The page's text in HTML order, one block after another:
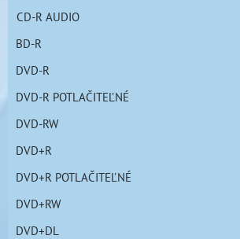
CD-R AUDIO
BD-R
DVD-R
DVD-R POTLAČITEĽNÉ
DVD-RW
DVD+R
DVD+R POTLAČITEĽNÉ
DVD+RW
DVD+DL